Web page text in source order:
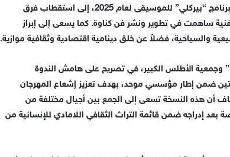
ويهدف المهرجان، الذي عزز موقعه مؤخراً عبر شراكة مع برنامج “بيركلي” للموسيقى لعام 2025، إلى استقطاب فرق
ساهمت في تطوير ونشر فن كناوة. كما يسعى إلى إبراز
والسياحية، فضلاً عن خلق دينامية اقتصادية وثقافية موازية.
الأطلس الكبير، في تصريح على هامش الندوة
ضمن إطار مؤسسي موحد، بهدف تعزيز إشعاع المهرجان
أن هذه النسخة تسعى إلى الجمع بين أجيال مختلفة من
بعد إدراجه ضمن قائمة التراث الثقافي اللامادي للإنسانية من